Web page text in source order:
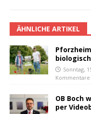
ÄHNLICHE ARTIKEL
Sonntag,
OB Boch
per